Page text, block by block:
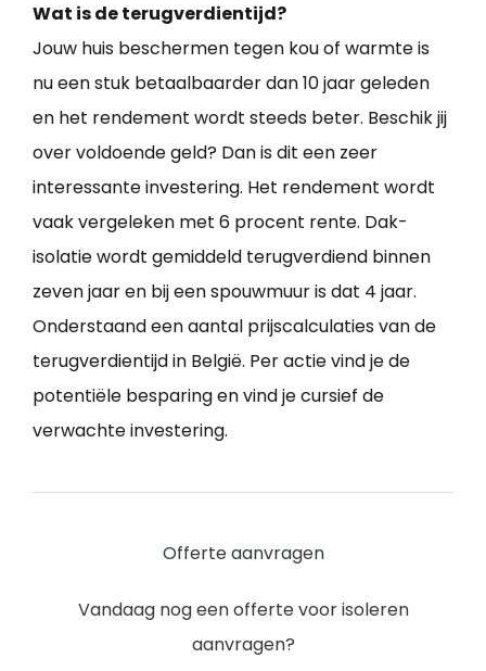
Wat is de terugverdientijd?
Jouw huis beschermen tegen kou of warmte is
nu een stuk betaalbaarder dan 10 jaar geleden
en het rendement wordt steeds beter. Beschik jij
over voldoende geld? Dan is dit een zeer
interessante investering. Het rendement wordt
vaak vergeleken met 6 procent rente. Dak-
isolatie wordt gemiddeld terugverdiend binnen
zeven jaar en bij een spouwmuur is dat 4 jaar.
Onderstaand een aantal prijscalculaties van de
terugverdientijd in België. Per actie vind je de
potentiële besparing en vind je cursief de
verwachte investering.
Offerte aanvragen
Vandaag nog een offerte voor isoleren
aanvragen?